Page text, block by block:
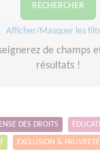
RECHERCHER
Afficher/Masquer les
de champs
résultats !
DES DROITS
EXCLUSION & PAUVRETÉ